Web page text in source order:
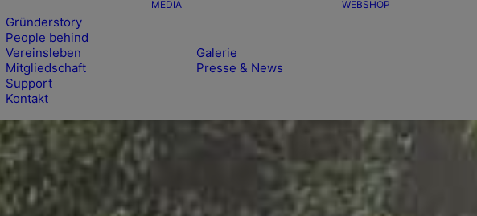
Gründerstory
People behind
Vereinsleben
Mitgliedschaft
Support
Kontakt
MEDIA
Galerie
Presse & News
WEBSHOP